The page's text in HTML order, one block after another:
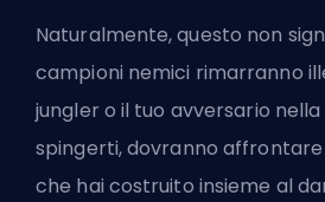
Naturalmente, questo non
campioni nemici rimarranno
jungler o il tuo avversario
spingerti, dovranno affrontare
che hai costruito insieme al